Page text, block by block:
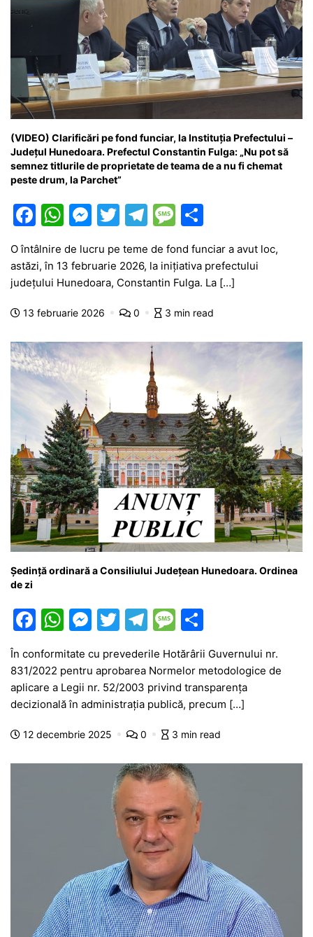
(VIDEO) Clarificări pe fond funciar, la Instituția Prefectului –
Județul Hunedoara. Prefectul Constantin Fulga: „Nu pot să
semnez titlurile de proprietate de teama de a nu fi chemat
peste drum, la Parchet”
F
c
e
b
o
o
k
W
at
s
A
p
p
M
s
s
e
n
g
er
T
itt
er
T
e
gr
a
m
M
s
s
a
e
ta
je
a
z
ă
O întâlnire de lucru pe teme de fond funciar a avut loc,
astăzi, în 13 februarie 2026, la inițiativa prefectului
județului Hunedoara, Constantin Fulga. La […]
13 februarie 2026 0 3 min read
Ședință ordinară a Consiliului Județean Hunedoara. Ordinea
de zi
F
c
e
b
o
W
at
s
A
p
M
s
s
e
n
T
itt
er
T
e
gr
a
m
M
s
s
a
g
ta
je
a
z
În conformitate cu prevederile Hotărârii Guvernului nr.
831/2022 pentru aprobarea Normelor metodologice de
aplicare a Legii nr. 52/2003 privind transparenţa
decizională în administraţia publică, precum […]
12 decembrie 2025 0 3 min read